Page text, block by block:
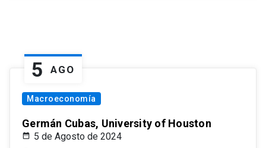
5 AGO
Macroeconomía
Germán Cubas, University of Houston
5 de Agosto de 2024